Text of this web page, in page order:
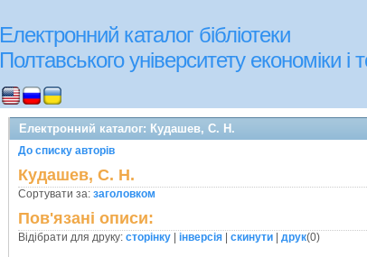
Електронний каталог бібліотеки
Полтавського університету економіки і
Електронний каталог: Кудашев, С. Н.
До списку авторів
Кудашев, С. Н.
Сортувати за: заголовком
Пов'язані описи:
Відібрати для друку: сторінку інверсія скинути друк(0)